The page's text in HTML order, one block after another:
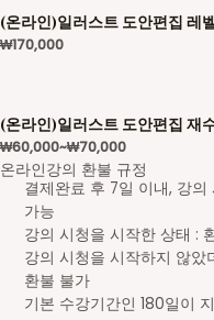
(온라인)일러스트 도안편집 레
₩170,000
(온라인)일러스트 도안편집 재
₩60,000~₩70,000
온라인강의 환불 규정
결제완료 후 7일 이내, 강
가능
강의 시청을 시작한 상태 :
강의 시청을 시작하지 않았
환불 불가
기본 수강기간인 180일이